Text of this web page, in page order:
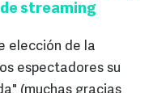
streaming
elección de la
espectadores su